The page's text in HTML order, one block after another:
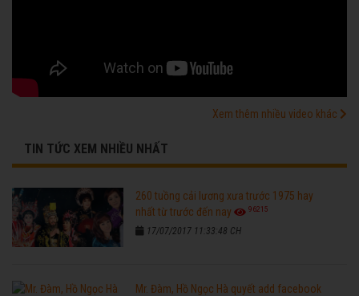
Xem thêm nhiều video khác
TIN TỨC XEM NHIỀU NHẤT
260 tuồng cải lương xưa trước 1975 hay
nhất từ trước đến nay
96215
17/07/2017 11:33:48 CH
Mr. Đàm, Hồ Ngọc Hà quyết add facebook